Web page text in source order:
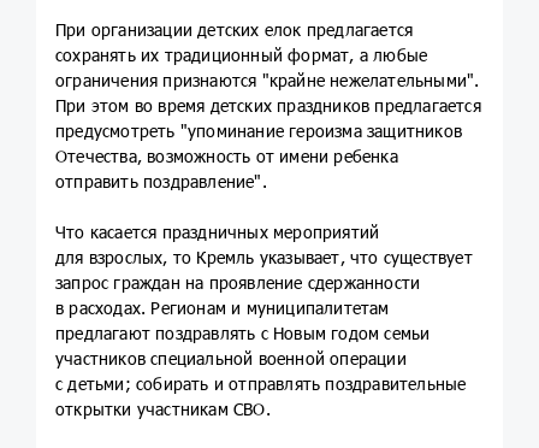
При организации детских елок предлагается
сохранять их традиционный формат, а любые
ограничения признаются "крайне нежелательными".
При этом во время детских праздников предлагается
предусмотреть "упоминание героизма защитников
Отечества, возможность от имени ребенка
отправить поздравление".
Что касается праздничных мероприятий
для взрослых, то Кремль указывает, что существует
запрос граждан на проявление сдержанности
в расходах. Регионам и муниципалитетам
предлагают поздравлять с Новым годом семьи
участников специальной военной операции
с детьми; собирать и отправлять поздравительные
открытки участникам СВО.